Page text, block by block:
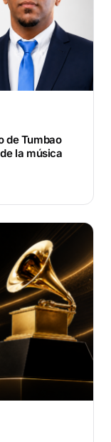
de Tumbao
la música